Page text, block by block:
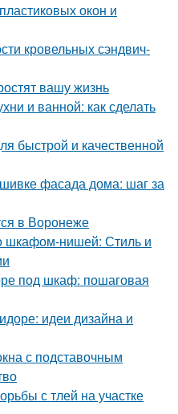
окон и
кровельных сэндвич-
вашу жизнь
и ванной: как сделать
быстрой и качественной
фасада дома: шаг за
в Воронеже
шкафом-нишей: Стиль и
под шкаф: пошаговая
идеи дизайна и
с подставочным
с тлей на участке